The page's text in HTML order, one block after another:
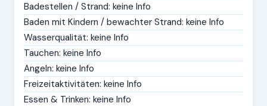
Badestellen / Strand: keine Info
Baden mit Kindern / bewachter Strand: keine Info
Wasserqualität: keine Info
Tauchen: keine Info
Angeln: keine Info
Freizeitaktivitäten: keine Info
Essen & Trinken: keine Info